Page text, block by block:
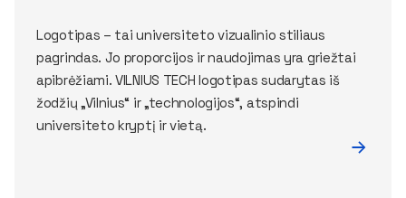
Logotipas – tai universiteto vizualinio stiliaus
pagrindas. Jo proporcijos ir naudojimas yra griežtai
apibrėžiami. VILNIUS TECH logotipas sudarytas iš
žodžių „Vilnius“ ir „technologijos“, atspindi
universiteto kryptį ir vietą.